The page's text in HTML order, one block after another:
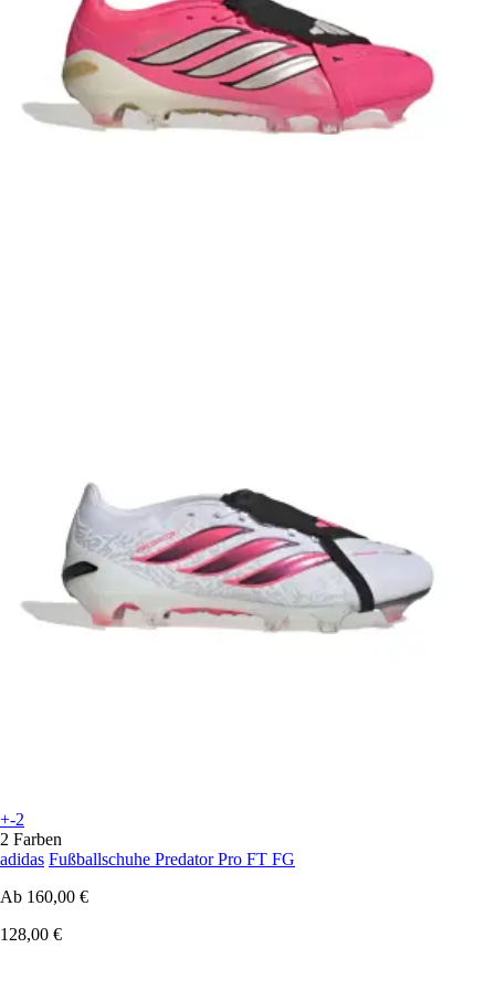
+-2
2 Farben
adidas Fußballschuhe Predator Pro FT FG
Ab 160,00 €
128,00 €